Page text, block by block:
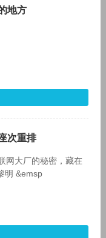
地方
次重排
年报里。 作者 | 黎明 &emsp